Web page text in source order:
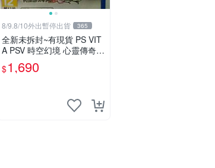
8/9.8/10外出暫停出貨 365
全新未拆封~有現貨 PS VIT
A PSV 時空幻境 心靈傳奇 R
亞洲日文版 亞日版 輔12級
TOHR
$1,690